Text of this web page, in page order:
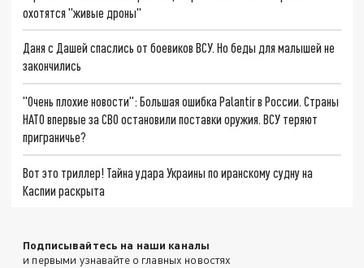
охотятся "живые дроны"
Даня с Дашей спаслись от боевиков ВСУ. Но беды для малышей не
закончились
"Очень плохие новости": Большая ошибка Palantir в России. Страны
НАТО впервые за СВО остановили поставки оружия. ВСУ теряют
приграничье?
Вот это триллер! Тайна удара Украины по иранскому судну на
Каспии раскрыта
Подписывайтесь на наши каналы
и первыми узнавайте о главных новостях